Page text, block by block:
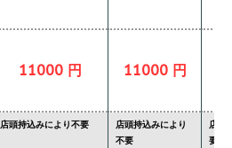
11000 円 11000 円
店頭持込みにより不要
店頭持込みにより
不要
店頭
要